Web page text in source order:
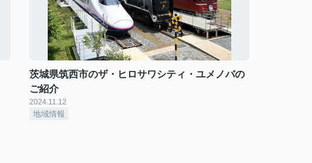
茨城県筑西市のザ・ヒロサワシティ・ユメノバの
ご紹介
2024.11.12
地域情報